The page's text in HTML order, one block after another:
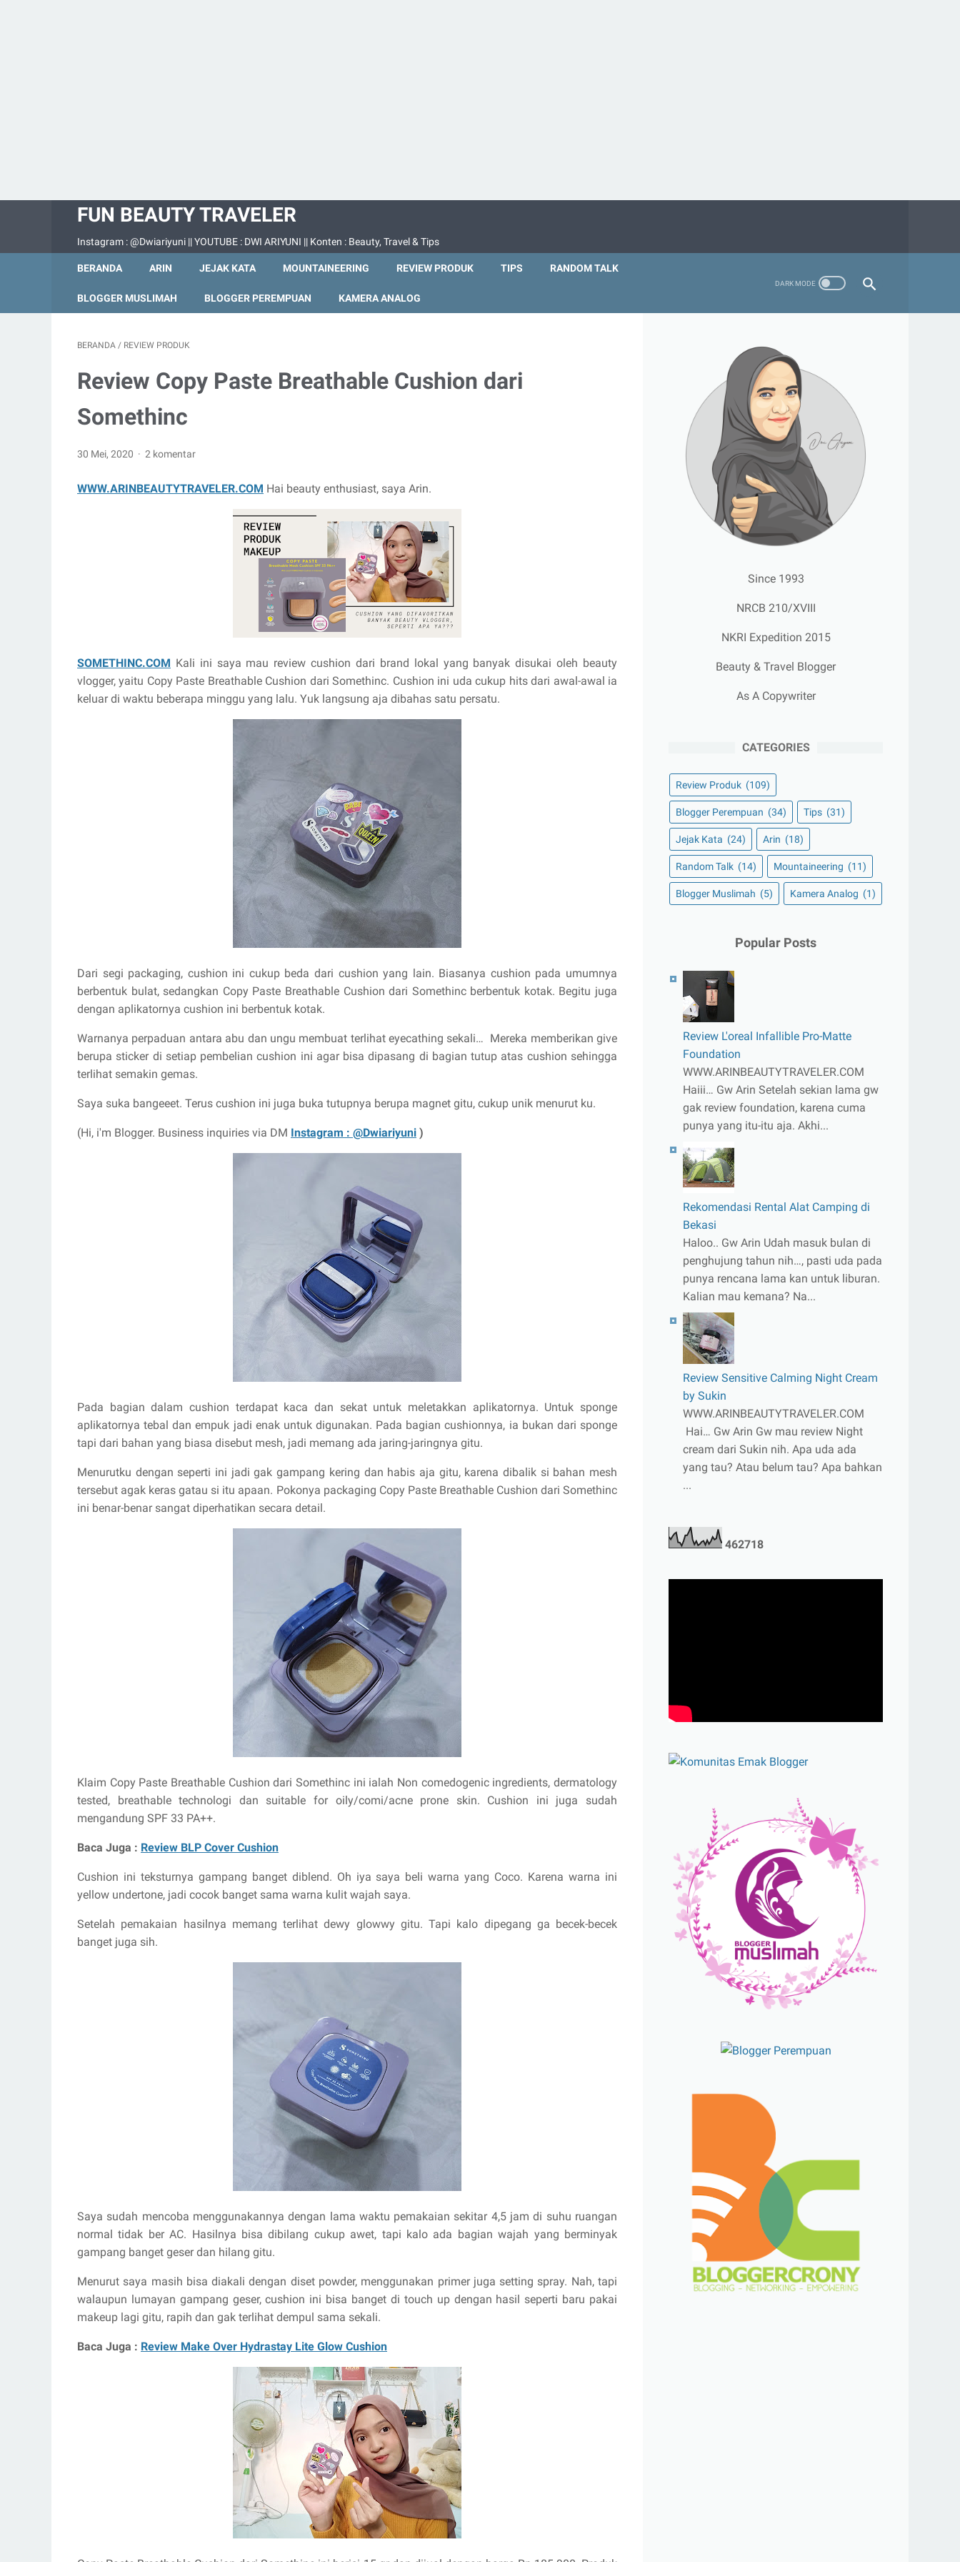
FUN BEAUTY TRAVELER
Instagram : @Dwiariyuni || YOUTUBE : DWI ARIYUNI || Konten : Beauty, Travel & Tips
BERANDA ARIN JEJAK KATA MOUNTAINEERING REVIEW PRODUK TIPS RANDOM TALK
BLOGGER MUSLIMAH BLOGGER PEREMPUAN KAMERA ANALOG
BERANDA / REVIEW PRODUK
Review Copy Paste Breathable Cushion dari
Somethinc
30 Mei, 2020 2 komentar
WWW.ARINBEAUTYTRAVELER.COM Hai beauty enthusiast, saya Arin.
SOMETHINC.COM Kali ini saya mau review cushion dari brand lokal yang banyak disukai oleh beauty
vlogger, yaitu Copy Paste Breathable Cushion dari Somethinc. Cushion ini uda cukup hits dari awal-awal ia
keluar di waktu beberapa minggu yang lalu. Yuk langsung aja dibahas satu persatu.
Dari segi packaging, cushion ini cukup beda dari cushion yang lain. Biasanya cushion pada umumnya
berbentuk bulat, sedangkan Copy Paste Breathable Cushion dari Somethinc berbentuk kotak. Begitu juga
dengan aplikatornya cushion ini berbentuk kotak.
Warnanya perpaduan antara abu dan ungu membuat terlihat eyecathing sekali… Mereka memberikan give
berupa sticker di setiap pembelian cushion ini agar bisa dipasang di bagian tutup atas cushion sehingga
terlihat semakin gemas.
Saya suka bangeeet. Terus cushion ini juga buka tutupnya berupa magnet gitu, cukup unik menurut ku.
(Hi, i'm Blogger. Business inquiries via DM Instagram : @Dwiariyuni )
Pada bagian dalam cushion terdapat kaca dan sekat untuk meletakkan aplikatornya. Untuk sponge
aplikatornya tebal dan empuk jadi enak untuk digunakan. Pada bagian cushionnya, ia bukan dari sponge
tapi dari bahan yang biasa disebut mesh, jadi memang ada jaring-jaringnya gitu.
Menurutku dengan seperti ini jadi gak gampang kering dan habis aja gitu, karena dibalik si bahan mesh
tersebut agak keras gatau si itu apaan. Pokonya packaging Copy Paste Breathable Cushion dari Somethinc
ini benar-benar sangat diperhatikan secara detail.
Klaim Copy Paste Breathable Cushion dari Somethinc ini ialah Non comedogenic ingredients, dermatology
tested, breathable technologi dan suitable for oily/comi/acne prone skin. Cushion ini juga sudah
mengandung SPF 33 PA++.
Baca Juga : Review BLP Cover Cushion
Cushion ini teksturnya gampang banget diblend. Oh iya saya beli warna yang Coco. Karena warna ini
yellow undertone, jadi cocok banget sama warna kulit wajah saya.
Setelah pemakaian hasilnya memang terlihat dewy glowwy gitu. Tapi kalo dipegang ga becek-becek
banget juga sih.
Saya sudah mencoba menggunakannya dengan lama waktu pemakaian sekitar 4,5 jam di suhu ruangan
normal tidak ber AC. Hasilnya bisa dibilang cukup awet, tapi kalo ada bagian wajah yang berminyak
gampang banget geser dan hilang gitu.
Menurut saya masih bisa diakali dengan diset powder, menggunakan primer juga setting spray. Nah, tapi
walaupun lumayan gampang geser, cushion ini bisa banget di touch up dengan hasil seperti baru pakai
makeup lagi gitu, rapih dan gak terlihat dempul sama sekali.
Baca Juga : Review Make Over Hydrastay Lite Glow Cushion
Since 1993
NRCB 210/XVIII
NKRI Expedition 2015
Beauty & Travel Blogger
As A Copywriter
CATEGORIES
Review Produk (109)
Blogger Perempuan (34) Tips (31)
Jejak Kata (24) Arin (18)
Random Talk (14) Mountaineering (11)
Blogger Muslimah (5) Kamera Analog (1)
Popular Posts
Review L'oreal Infallible Pro-Matte
Foundation
WWW.ARINBEAUTYTRAVELER.COM
Haiii… Gw Arin Setelah sekian lama gw
gak review foundation, karena cuma
punya yang itu-itu aja. Akhi...
Rekomendasi Rental Alat Camping di
Bekasi
Haloo.. Gw Arin Udah masuk bulan di
penghujung tahun nih…, pasti uda pada
punya rencana lama kan untuk liburan.
Kalian mau kemana? Na...
Review Sensitive Calming Night Cream
by Sukin
WWW.ARINBEAUTYTRAVELER.COM
Hai… Gw Arin Gw mau review Night
cream dari Sukin nih. Apa uda ada
yang tau? Atau belum tau? Apa bahkan
...
462718